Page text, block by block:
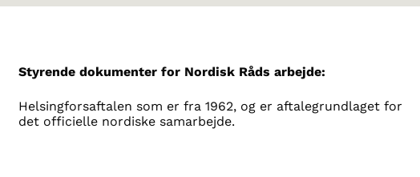
Styrende dokumenter for Nordisk Råds arbejde:
Helsingforsaftalen som er fra 1962, og er aftalegrundlaget for
det officielle nordiske samarbejde.